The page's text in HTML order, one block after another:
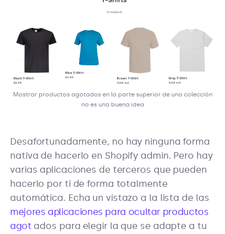
Mostrar productos agotados en la parte superior de una colección
no es una buena idea
Desafortunadamente, no hay ninguna forma
nativa de hacerlo en Shopify admin. Pero hay
varias aplicaciones de terceros que pueden
hacerlo por ti de forma totalmente
automática. Echa un vistazo a la lista de las
mejores aplicaciones para ocultar productos
agot ados para elegir la que se adapte a tu